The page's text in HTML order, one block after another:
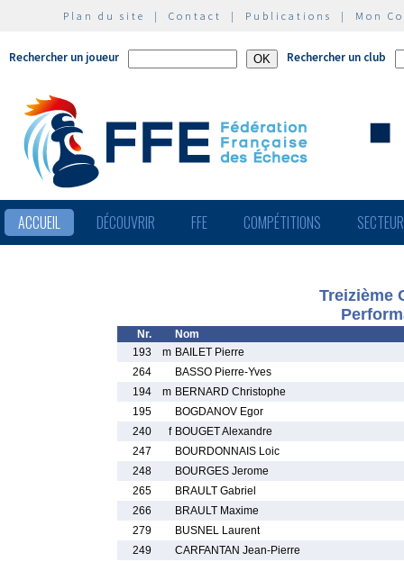
Plan du site | Contact | Publications | Mon
Rechercher un joueur Rechercher un club
ACCUEIL DÉCOUVRIR FFE COMPÉTITIONS
Treizième
Nr.
Nom
193
m BAILET Pierre
264
BASSO Pierre-Yves
194
m BERNARD Christophe
195
BOGDANOV Egor
240
f BOUGET Alexandre
247
BOURDONNAIS Loic
248
BOURGES Jerome
265
BRAULT Gabriel
266
BRAULT Maxime
279
BUSNEL Laurent
249
CARFANTAN Jean-Pierre